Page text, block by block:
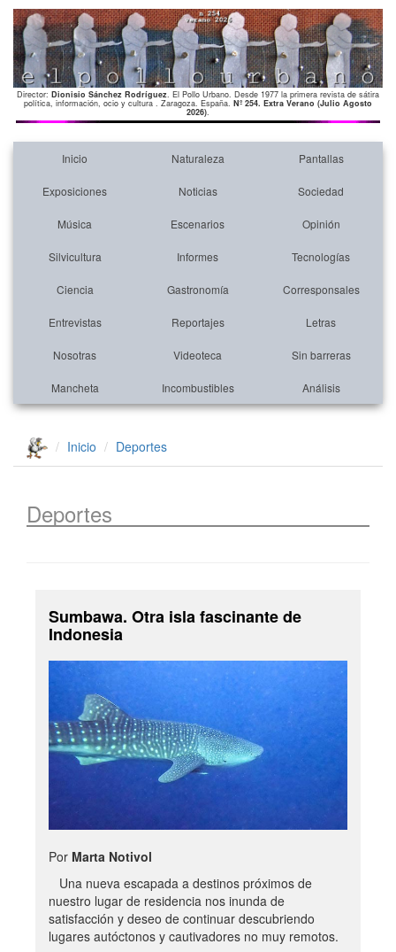
Director: Dionisio Sánchez Rodríguez. El Pollo Urbano. Desde 1977 la primera revista de sátira
política, información, ocio y cultura . Zaragoza. España. Nº 254. Extra Verano (Julio Agosto
2026).
Inicio Naturaleza Pantallas
Exposiciones Noticias Sociedad
Música Escenarios Opinión
Silvicultura Informes Tecnologías
Ciencia Gastronomía Corresponsales
Entrevistas Reportajes Letras
Nosotras Videoteca Sin barreras
Mancheta Incombustibles Análisis
Inicio Deportes
Deportes
Sumbawa. Otra isla fascinante de
Indonesia
Por Marta Notivol
Una nueva escapada a destinos próximos de
nuestro lugar de residencia nos inunda de
satisfacción y deseo de continuar descubriendo
lugares autóctonos y cautivadores no muy remotos.